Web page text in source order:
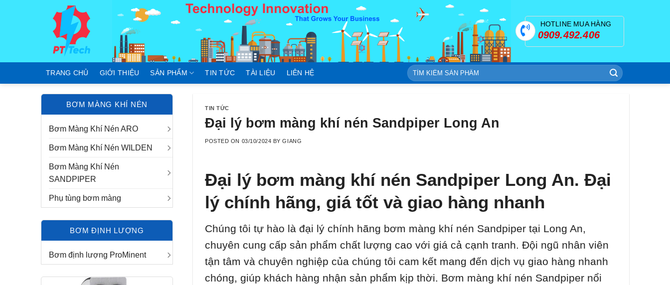
HOTLINE MUA HÀNG
0909.492.406
TRANG CHỦ GIỚI THIỆU SẢN PHẨM TIN TỨC TÀI LIỆU LIÊN HỆ
Tìm
kiếm:
BƠM MÀNG KHÍ NÉN
Bơm Màng Khí Nén ARO
Bơm Màng Khí Nén WILDEN
Bơm Màng Khí Nén
SANDPIPER
Phụ tùng bơm màng
BƠM ĐỊNH LƯỢNG
Bơm định lượng ProMinent
TIN TỨC
Đại lý bơm màng khí nén Sandpiper Long An
POSTED ON 03/10/2024 BYGIANG
Đại lý bơm màng khí nén Sandpiper Long An. Đại
lý chính hãng, giá tốt và giao hàng nhanh
Chúng tôi tự hào là đại lý chính hãng bơm màng khí nén Sandpiper tại Long An,
chuyên cung cấp sản phẩm chất lượng cao với giá cả cạnh tranh. Đội ngũ nhân viên
tận tâm và chuyên nghiệp của chúng tôi cam kết mang đến dịch vụ giao hàng nhanh
chóng, giúp khách hàng nhận sản phẩm kịp thời. Bơm màng khí nén Sandpiper nổi